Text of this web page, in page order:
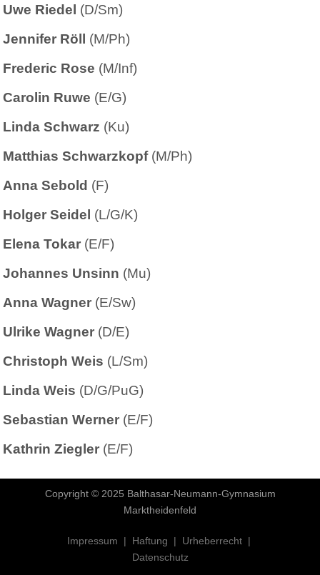
Uwe Riedel (D/Sm)
Jennifer Röll (M/Ph)
Frederic Rose (M/Inf)
Carolin Ruwe (E/G)
Linda Schwarz (Ku)
Matthias Schwarzkopf(M/Ph)
Anna Sebold (F)
Holger Seidel (L/G/K)
Elena Tokar (E/F)
Johannes Unsinn (Mu)
Anna Wagner (E/Sw)
Ulrike Wagner (D/E)
Christoph Weis (L/Sm)
Linda Weis (D/G/PuG)
Sebastian Werner (E/F)
Kathrin Ziegler (E/F)
Copyright © 2025 Balthasar-Neumann-Gymnasium
Marktheidenfeld
Impressum | Haftung | Urheberrecht |
Datenschutz